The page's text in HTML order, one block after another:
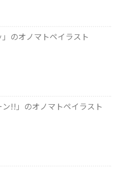
」のオノマトペイラスト
ン!!」のオノマトペイラスト